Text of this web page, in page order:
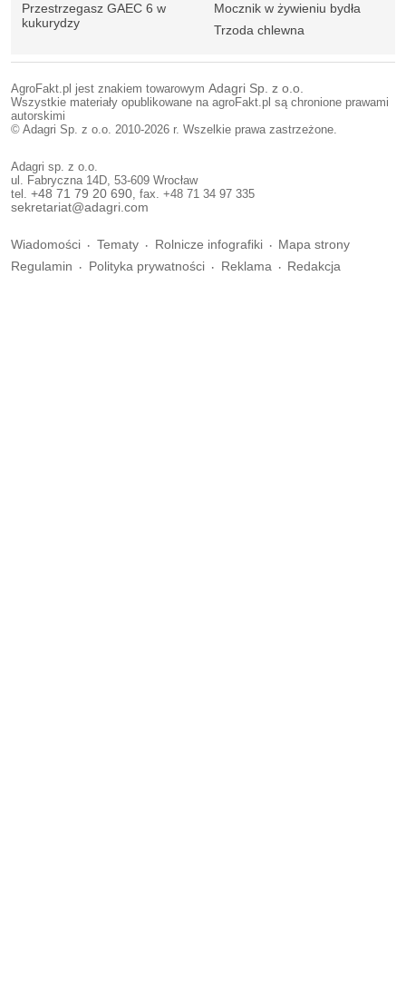
Przestrzegasz GAEC 6 w
kukurydzy
Mocznik w żywieniu bydła
Trzoda chlewna
AgroFakt.pl jest znakiem towarowym Adagri Sp. z o.o.
Wszystkie materiały opublikowane na agroFakt.pl są chronione prawami
autorskimi
© Adagri Sp. z o.o. 2010-2026 r. Wszelkie prawa zastrzeżone.
Adagri sp. z o.o.
ul. Fabryczna 14D, 53-609 Wrocław
tel. +48 71 79 20 690 , fax. +48 71 34 97 335
sekretariat@adagri.com
Wiadomości Tematy Rolnicze infografiki
Mapa strony
Regulamin
Polityka prywatności Reklama Redakcja